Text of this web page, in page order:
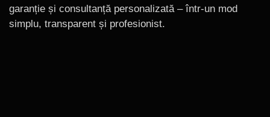
garanție și consultanță personalizată – într-un mod
simplu, transparent și profesionist.